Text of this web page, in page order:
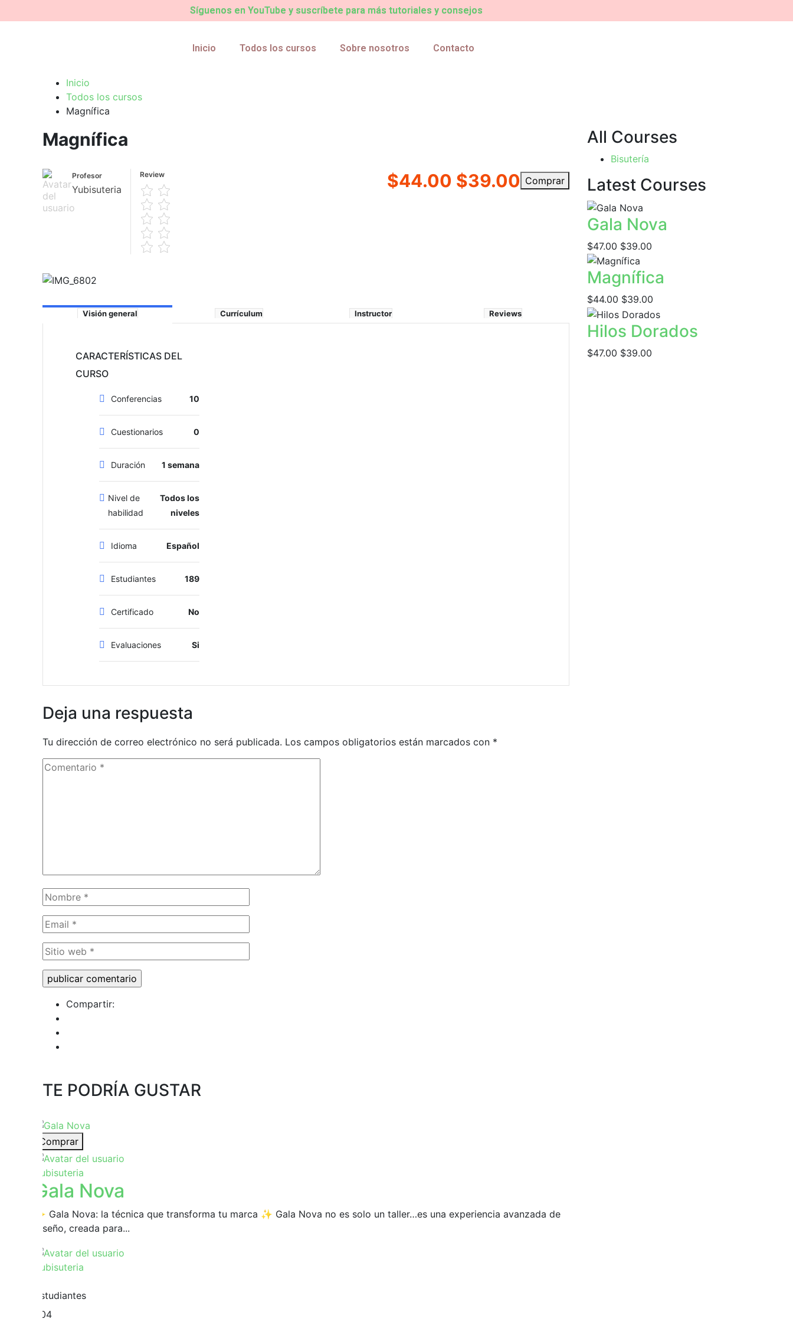
Síguenos en YouTube y suscríbete para más tutoriales y consejos
Inicio Todos los cursos Sobre nosotros Contacto
Inicio
Todos los cursos
Magnífica
Magnífica
Profesor
Yubisuteria
Review $44.00 $39.00 Comprar
Visión general Currículum Instructor Reviews
CARACTERÍSTICAS DEL
CURSO
Conferencias 10
Cuestionarios 0
Duración 1 semana
Nivel de
habilidad
Todos los
niveles
Idioma Español
Estudiantes 189
Certificado No
Evaluaciones Si
Deja una respuesta
Tu dirección de correo electrónico no será publicada. Los campos obligatorios están marcados con *
Compartir:
TE PODRÍA GUSTAR
Comprar
Yubisuteria
Gala Nova
✨ Gala Nova: la técnica que transforma tu marca ✨ Gala Nova no es solo un taller…es una experiencia avanzada de
diseño, creada para...
Yubisuteria
Estudiantes
204
All Courses
Bisutería
Latest Courses
Gala Nova
$47.00 $39.00
Magnífica
$44.00 $39.00
Hilos Dorados
$47.00 $39.00